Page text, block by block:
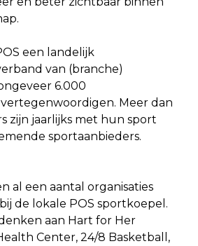
een landelijk
van (branche)
6.000
Meer dan
zijn jaarlijks met hun sport
sportaanbieders.
al een aantal organisaties
de lokale POS sportkoepel.
aan Hart for Her
Center, 24/8 Basketball,